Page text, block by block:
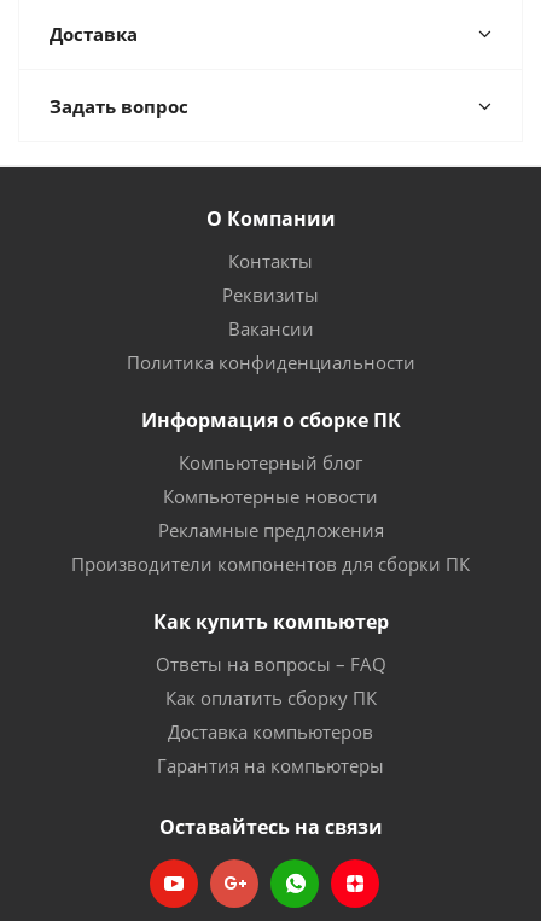
Доставка
Задать вопрос
О Компании
Контакты
Реквизиты
Вакансии
Политика конфиденциальности
Информация о сборке ПК
Компьютерный блог
Компьютерные новости
Рекламные предложения
Производители компонентов для сборки ПК
Как купить компьютер
Ответы на вопросы – FAQ
Как оплатить сборку ПК
Доставка компьютеров
Гарантия на компьютеры
Оставайтесь на связи